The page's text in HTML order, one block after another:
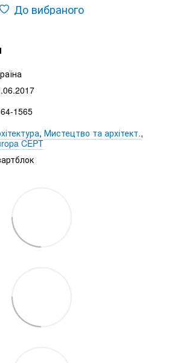
До вибраного
1565
, Мистецтво та архітект.,
CEPT